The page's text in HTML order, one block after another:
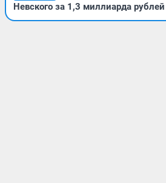
Невского за 1,3 миллиарда